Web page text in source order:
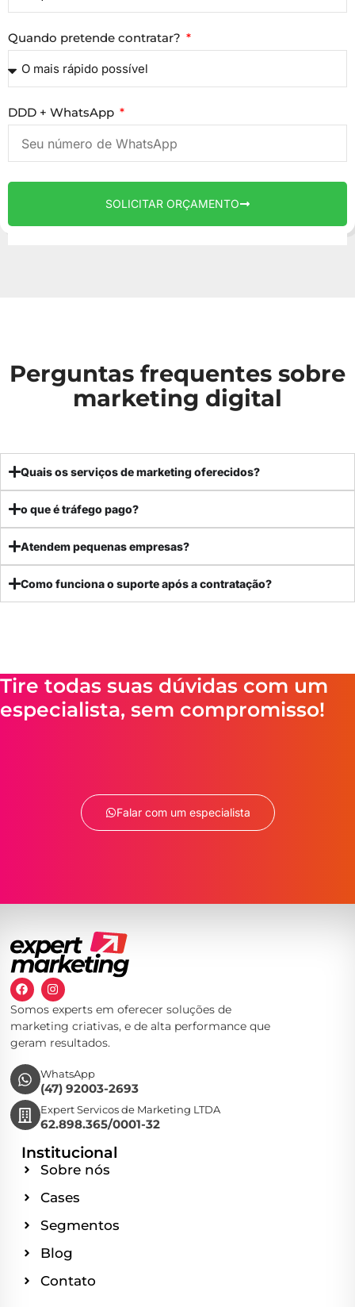
Quando pretende contratar?
DDD + WhatsApp
SOLICITAR ORÇAMENTO
Perguntas frequentes sobre
marketing digital
Quais os serviços de marketing oferecidos?
o que é tráfego pago?
Atendem pequenas empresas?
Como funciona o suporte após a contratação?
Tire todas suas dúvidas com um
especialista, sem compromisso!
Falar com um especialista
Somos experts em oferecer soluções de
marketing criativas, e de alta performance que
geram resultados.
WhatsApp
(47) 92003-2693
Expert Servicos de Marketing LTDA
62.898.365/0001-32
Institucional
Sobre nós
Cases
Segmentos
Blog
Contato